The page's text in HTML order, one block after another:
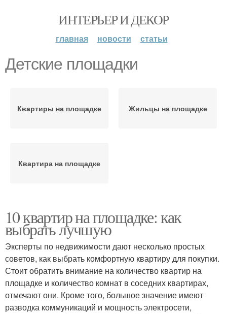
ИНТЕРЬЕР И ДЕКОР
главная новости статьи
Детские площадки
Квартиры на площадке Жильцы на площадке
Квартира на площадке
10 квартир на площадке: как
выбрать лучшую
Эксперты по недвижимости дают несколько простых
советов, как выбрать комфортную квартиру для покупки.
Стоит обратить внимание на количество квартир на
площадке и количество комнат в соседних квартирах,
отмечают они. Кроме того, большое значение имеют
разводка коммуникаций и мощность электросети,